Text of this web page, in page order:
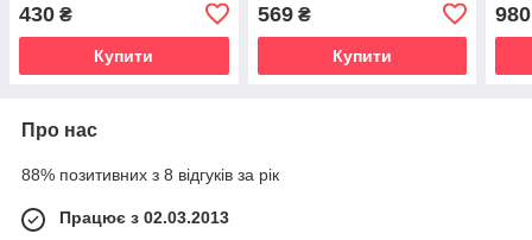
430 ₴
Купити
569₴
Купити
980
Про нас
88% позитивних з 8 відгуків за рік
Працює з 02.03.2013